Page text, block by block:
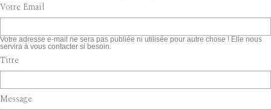
Votre Email
Votre adresse e-mail ne sera pas publiée ni utilisée pour autre chose ! Elle nous
servira à vous contacter si besoin.
Titre
Message